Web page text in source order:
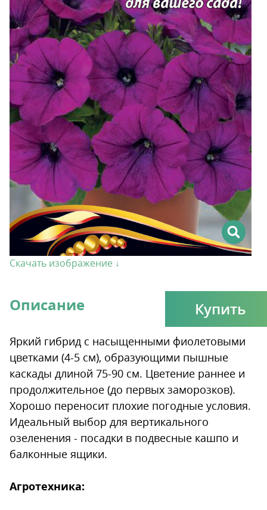
Скачать изображение ↓
Купить
Описание
Яркий гибрид с насыщенными фиолетовыми
цветками (4-5 см), образующими пышные
каскады длиной 75-90 см. Цветение раннее и
продолжительное (до первых заморозков).
Хорошо переносит плохие погодные условия.
Идеальный выбор для вертикального
озеленения - посадки в подвесные кашпо и
балконные ящики.
Агротехника: